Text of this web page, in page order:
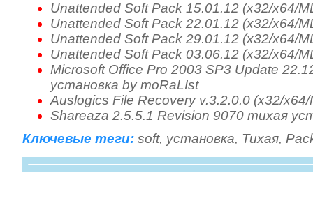
Unattended Soft Pack 15.01.12 (x32/x64/
Unattended Soft Pack 22.01.12 (x32/x64/
Unattended Soft Pack 29.01.12 (x32/x64/
Unattended Soft Pack 03.06.12 (x32/x64/
Microsoft Office Pro 2003 SP3 Update
установка by moRaLIst
Auslogics File Recovery v.3.2.0.0 (x32/
Shareaza 2.5.5.1 Revision 9070 тихая
Ключевые теги: soft, установка, Тихая,